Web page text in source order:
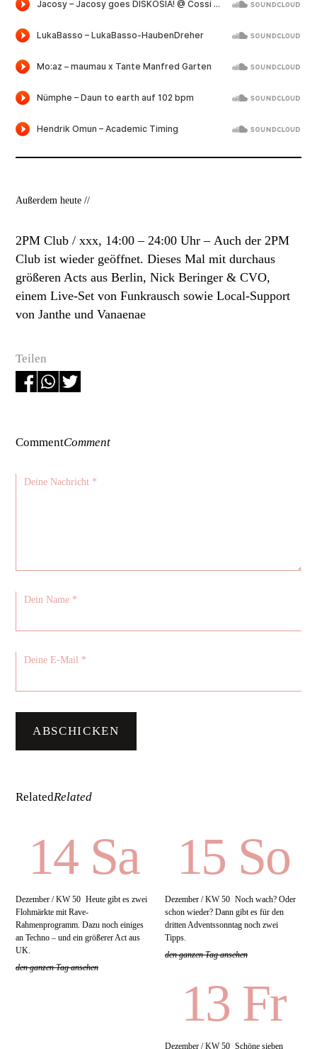
Teilen
Außerdem heute //
2PM Club / xxx, 14:00 – 24:00 Uhr – Auch der 2PM
Club ist wieder geöffnet. Dieses Mal mit durchaus
größeren Acts aus Berlin, Nick Beringer & CVO,
einem Live-Set von Funkrausch sowie Local-Support
von Janthe und Vanaenae
CommentComment
RelatedRelated
15 So
Dezember / KW 50 Noch wach? Oder
schon wieder? Dann gibt es für den
dritten Adventssonntag noch zwei
Tipps.
den ganzen Tag ansehen
14 Sa
Dezember / KW 50 Heute gibt es zwei
Flohmärkte mit Rave-
Rahmenprogramm. Dazu noch einiges
an Techno – und ein größerer Act aus
UK.
den ganzen Tag ansehen
13 Fr
Dezember / KW 50 Schöne sieben